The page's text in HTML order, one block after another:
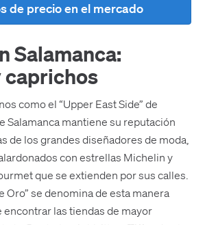
de precio en el mercado
Salamanca:
caprichos
como el “Upper East Side” de
Salamanca mantiene su reputación
de los grandes diseñadores de moda,
con estrellas Michelin y
que se extienden por sus calles.
Oro” se denomina de esta manera
encontrar las tiendas de mayor